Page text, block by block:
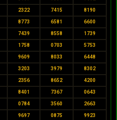
2322 7415 8190
8773 6581 6600
7439 8558 1739
1758 0703 5753
9609 8033 6448
3203 3979 8302
2356 8652 4200
8401 7367 0643
0784 3560 2663
9697 0875 9923